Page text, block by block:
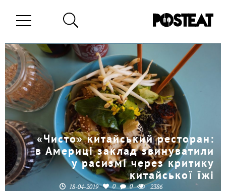
«Чисто» китайський ресторан:
в Америці заклад звинуватили
у расизмі через критику
китайської їжі
18-04-2019 0 0 2386